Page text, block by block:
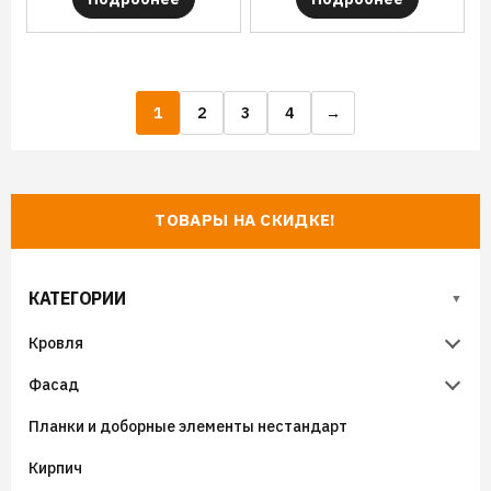
ТОВАРЫ НА СКИДКЕ!
КАТЕГОРИИ
Кровля
Металлочерепица
Металлочерепица Супермонтеррей
Металлочерепица Панорама
Гибкая черепица
Гибкая черепица (мягкая кровля) SHINGLAS
Фальцевая кровля
Фасад
Металлический сайдинг
Виниловый сайдинг
Планки и доборные элементы нестандарт
Кирпич
1 2 3 4 →